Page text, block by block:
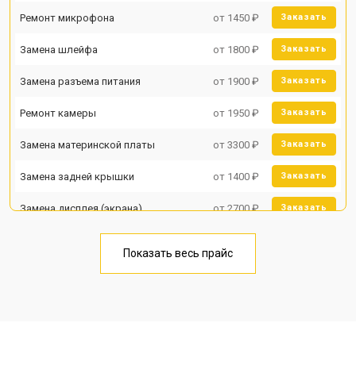
Ремонт микрофона от 1450 ₽ Заказать
Замена шлейфа от 1800 ₽ Заказать
Замена разъема питания от 1900 ₽ Заказать
Ремонт камеры от 1950 ₽ Заказать
Замена материнской платы от 3300 ₽ Заказать
Замена задней крышки от 1400 ₽ Заказать
Замена дисплея (экрана) от 2700 ₽ Заказать
Замена кнопки включения от 1750 ₽
Показать весь прайс